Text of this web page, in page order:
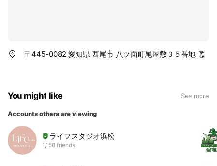
〒445-0082 愛知県 西尾市 八ツ面町尾屋敷３５番地
You might like See more
Accounts others are viewing
ライフスタジオ浜松
1,158 friends